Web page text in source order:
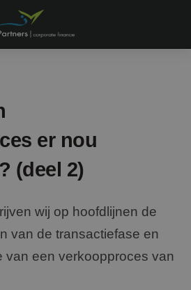
er nou
(deel 2)
wij op hoofdlijnen de
van de transactiefase en
van een verkoopproces van